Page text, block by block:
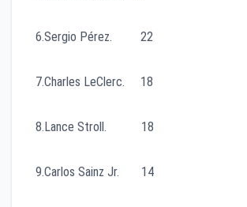
6.Sergio Pérez. 22
7.Charles LeClerc. 18
8.Lance Stroll. 18
9.Carlos Sainz Jr. 14